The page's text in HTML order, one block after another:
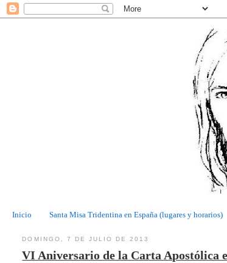
Inicio Santa Misa Tridentina en España (lugares y horarios)
DOMINGO, 7 DE JULIO DE 2013
VI Aniversario de la Carta